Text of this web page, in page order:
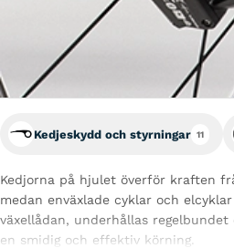
Kedjeskydd och styrningar 11
Kedjorna på hjulet överför kraften
medan enväxlade cyklar och
växellådan, underhållas
en smidig och effektiv körning.